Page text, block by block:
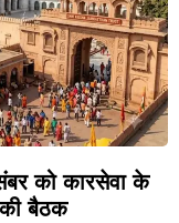
को कारसेवा के
बैठक